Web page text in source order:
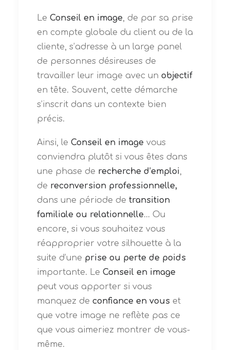
Le Conseil en image, de par sa prise
en compte globale du client ou de la
cliente, s’adresse à un large panel
de personnes désireuses de
travailler leur image avec un objectif
en tête. Souvent, cette démarche
s’inscrit dans un contexte bien
précis.
Ainsi, le Conseil en image vous
conviendra plutôt si vous êtes dans
une phase de recherche d’emploi,
de reconversion professionnelle,
dans une période de transition
familiale ou relationnelle... Ou
encore, si vous souhaitez vous
réapproprier votre silhouette à la
suite d’une prise ou perte de poids
importante. Le Conseil en image
peut vous apporter si vous
manquez de confiance en vous et
que votre image ne reflète pas ce
que vous aimeriez montrer de vous-
même.